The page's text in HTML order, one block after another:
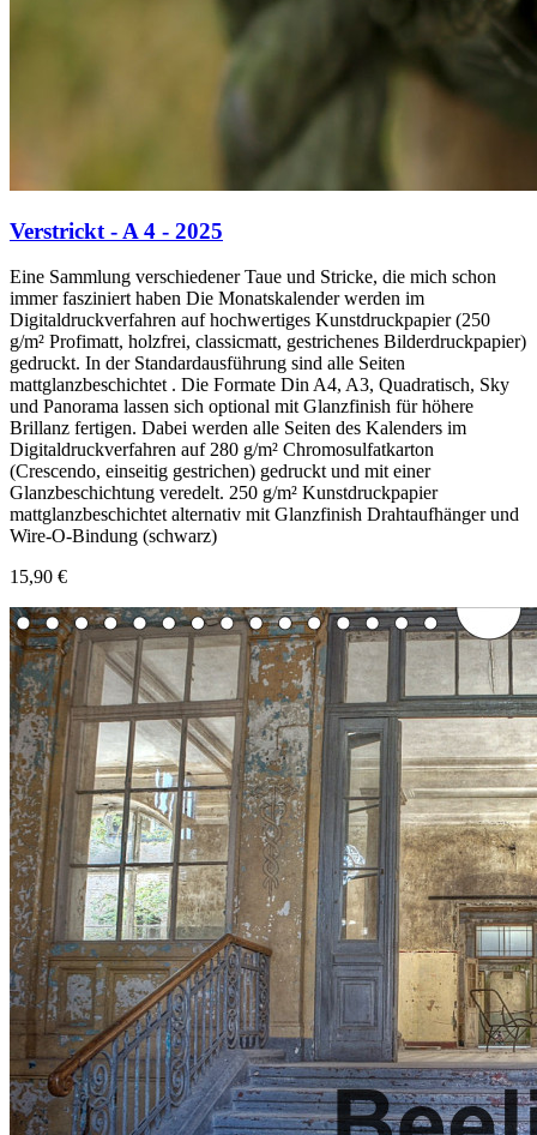
Verstrickt - A 4 - 2025
Eine Sammlung verschiedener Taue und Stricke, die mich schon
immer fasziniert haben Die Monatskalender werden im
Digitaldruckverfahren auf hochwertiges Kunstdruckpapier (250
g/m² Profimatt, holzfrei, classicmatt, gestrichenes Bilderdruckpapier)
gedruckt. In der Standardausführung sind alle Seiten
mattglanzbeschichtet . Die Formate Din A4, A3, Quadratisch, Sky
und Panorama lassen sich optional mit Glanzfinish für höhere
Brillanz fertigen. Dabei werden alle Seiten des Kalenders im
Digitaldruckverfahren auf 280 g/m² Chromosulfatkarton
(Crescendo, einseitig gestrichen) gedruckt und mit einer
Glanzbeschichtung veredelt. 250 g/m² Kunstdruckpapier
mattglanzbeschichtet alternativ mit Glanzfinish Drahtaufhänger und
Wire-O-Bindung (schwarz)
15,90 €